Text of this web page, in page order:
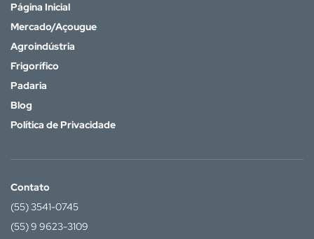
Página Inicial
Mercado/Açougue
Agroindústria
Frigorífico
Padaria
Blog
Política de Privacidade
Contato
(55) 3541-0745
(55) 9 9623-3109